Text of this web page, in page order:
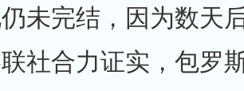
未完结，因为数天
社合力证实，包罗